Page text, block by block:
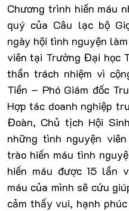
Chương trình hiến máu
quý của Câu lạc bộ
ngày hội tình nguyện
viên tại Trường Đại học
thần trách nhiệm vì
Tiền – Phó Giám đốc
Hợp tác doanh nghiệp
Đoàn, Chủ tịch Hội
những tình nguyện
trào hiến máu tình
hiến máu được 15 lần
máu của mình sẽ cứu
cảm thấy vui, hạnh